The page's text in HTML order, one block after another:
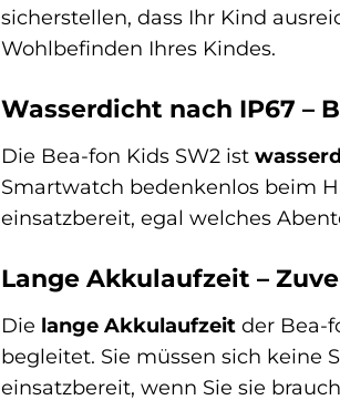
sicherstellen, dass Ihr Kind
Wohlbefinden Ihres Kindes.
Wasserdicht nach IP67 –
Die Bea-fon Kids SW2 ist
Smartwatch bedenkenlos beim
einsatzbereit, egal welches
Lange Akkulaufzeit –
Die lange Akkulaufzeit der Bea-
begleitet. Sie müssen sich keine
einsatzbereit, wenn Sie sie